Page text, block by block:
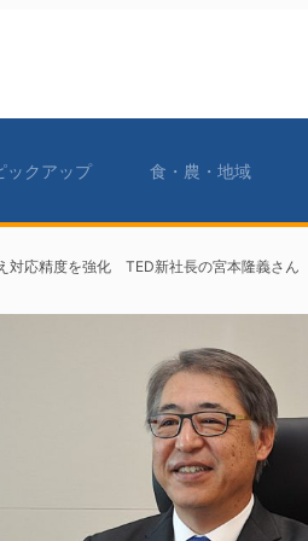
ックアップ 食・農・地域
対応精度を強化 TED新社長の宮本隆義さん